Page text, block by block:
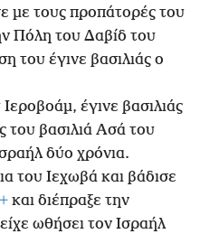
με τους προπάτορές του
Πόλη του Δαβίδ του
του έγινε βασιλιάς ο
Ιεροβοάμ, έγινε βασιλιάς
του βασιλιά Ασά του
δύο χρόνια.
του Ιεχωβά και βάδισε
+ και διέπραξε την
ωθήσει τον Ισραήλ